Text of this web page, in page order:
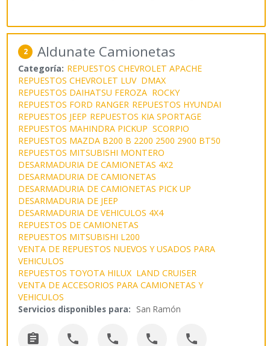
2 Aldunate Camionetas
Categoría: REPUESTOS CHEVROLET APACHE
REPUESTOS CHEVROLET LUV DMAX
REPUESTOS DAIHATSU FEROZA ROCKY
REPUESTOS FORD RANGER REPUESTOS HYUNDAI
REPUESTOS JEEP REPUESTOS KIA SPORTAGE
REPUESTOS MAHINDRA PICKUP SCORPIO
REPUESTOS MAZDA B200 B 2200 2500 2900 BT50
REPUESTOS MITSUBISHI MONTERO
DESARMADURIA DE CAMIONETAS 4X2
DESARMADURIA DE CAMIONETAS
DESARMADURIA DE CAMIONETAS PICK UP
DESARMADURIA DE JEEP
DESARMADURIA DE VEHICULOS 4X4
REPUESTOS DE CAMIONETAS
REPUESTOS MITSUBISHI L200
VENTA DE REPUESTOS NUEVOS Y USADOS PARA
VEHICULOS
REPUESTOS TOYOTA HILUX LAND CRUISER
VENTA DE ACCESORIOS PARA CAMIONETAS Y
VEHICULOS
Servicios disponibles para: San Ramón
    